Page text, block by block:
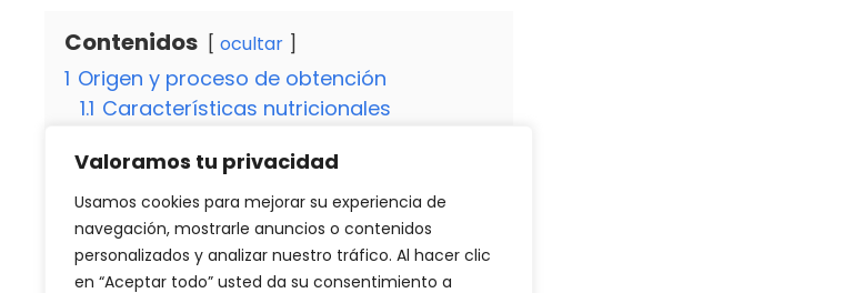
Valoramos tu privacidad
Usamos cookies para mejorar su experiencia de
navegación, mostrarle anuncios o contenidos
personalizados y analizar nuestro tráfico. Al hacer clic
en “Aceptar todo” usted da su consentimiento a
Contenidos ocultar
1 Origen y proceso de obtención
1.1 Características nutricionales
2 Beneficios para la salud
2.1 ¿Es apto para dietas especiales?
2.1.1 ¿Qué lo diferencia de otros aceites?